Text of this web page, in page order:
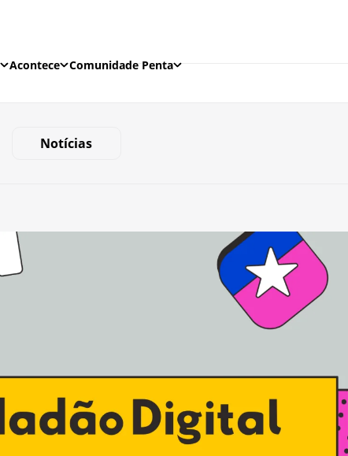
Acontece Comunidade Penta
Notícias